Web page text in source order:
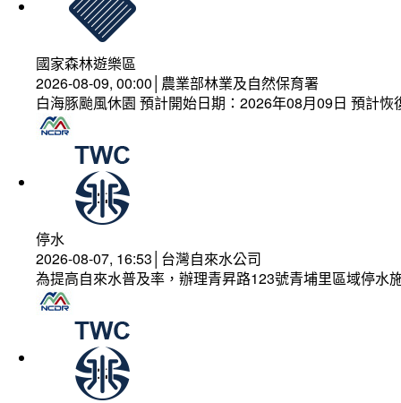
國家森林遊樂區
2026-08-09, 00:00│農業部林業及自然保育署
白海豚颱風休園 預計開始日期：2026年08月09日 預計
停水
2026-08-07, 16:53│台灣自來水公司
為提高自來水普及率，辦理青昇路123號青埔里區域停水